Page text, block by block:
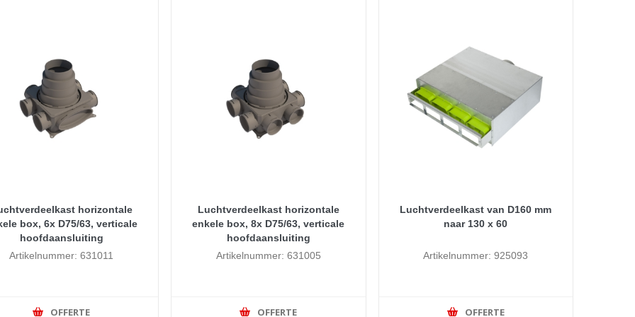
horizontale
box, 6x D75/63, verticale
hoofdaansluiting
Artikelnummer: 631011
OFFERTE
Luchtverdeelkast horizontale
enkele box, 8x D75/63, verticale
hoofdaansluiting
Artikelnummer: 631005
OFFERTE
Luchtverdeelkast van D160 mm
naar 130 x 60
Artikelnummer: 925093
OFFERTE